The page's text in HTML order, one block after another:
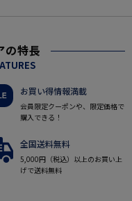
の特長
お買い得情報満載
会員限定クーポンや、限定価格で
購入できる！
全国送料無料
5,000円（税込）以上のお買い上
げで送料無料